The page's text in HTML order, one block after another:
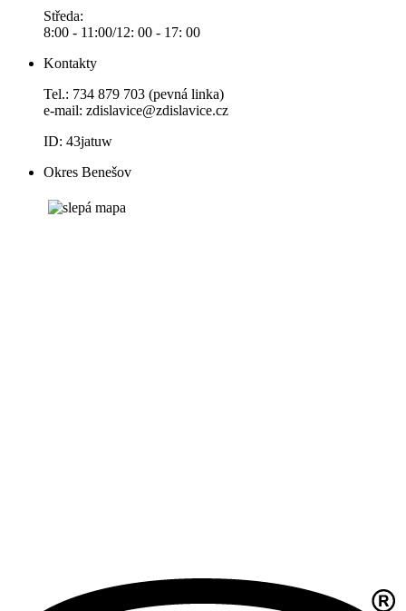
Středa:
8:00 - 11:00/12: 00 - 17: 00
Kontakty
Tel.: 734 879 703 (pevná linka)
e-mail: zdislavice@zdislavice.cz
ID: 43jatuw
Okres Benešov